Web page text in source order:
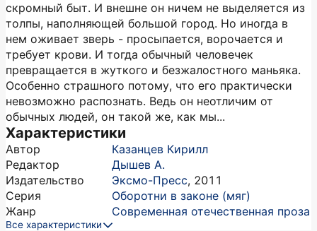
скромный быт. И внешне он ничем не выделяется из
толпы, наполняющей большой город. Но иногда в
нем оживает зверь - просыпается, ворочается и
требует крови. И тогда обычный человечек
превращается в жуткого и безжалостного маньяка.
Особенно страшного потому, что его практически
невозможно распознать. Ведь он неотличим от
обычных людей, он такой же, как мы...
Характеристики
Автор
Казанцев Кирилл
Редактор
Дышев А.
Издательство
Эксмо-Пресс, 2011
Серия
Оборотни в законе (мяг)
Жанр
Современная отечественная проза
Все характеристики